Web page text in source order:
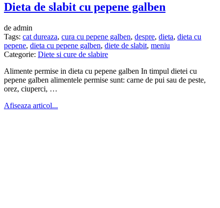
Dieta de slabit cu pepene galben
de admin
Tags: cat dureaza, cura cu pepene galben, despre, dieta, dieta cu
pepene, dieta cu pepene galben, diete de slabit, meniu
Categorie: Diete si cure de slabire
Alimente permise in dieta cu pepene galben In timpul dietei cu
pepene galben alimentele permise sunt: carne de pui sau de peste,
orez, ciuperci, …
Afiseaza articol...